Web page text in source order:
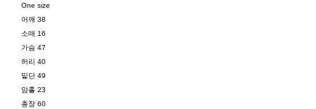
One size
어깨 38
소매 16
가슴 47
허리 40
밑단 49
암홀 23
총장 60